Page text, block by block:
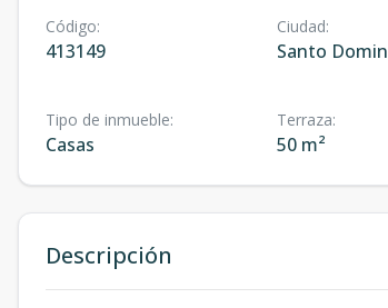
Código:
413149
Ciudad:
Santo
Tipo de inmueble:
Casas
Terraza:
50 m²
Descripción